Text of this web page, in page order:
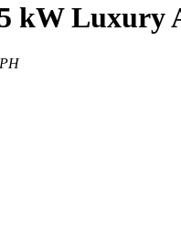
kW Luxury